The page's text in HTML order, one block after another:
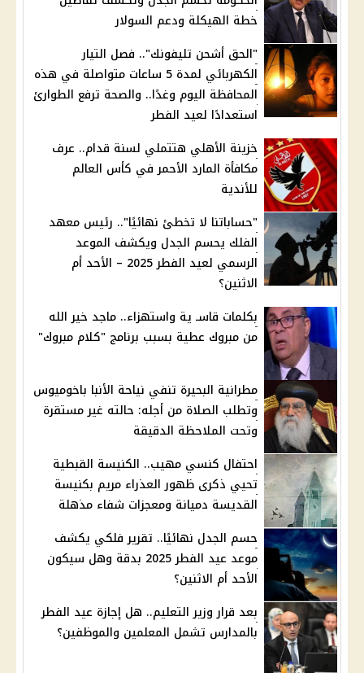
خطة الهيكلة ودعم السولار
"الحق أشحن تليفونك".. فصل التيار
الكهربائي لمدة 5 ساعات متواصلة في هذه
المحافظة اليوم وغدًا.. والصحة ترفع الطوارئ
استعدادًا لعيد الفطر
خزينة الأهلي هتتملي لسنة قدام.. عرف
مكافأة المارد الأحمر في كأس العالم
للأندية
"حساباتنا لا تخطئ نهائيًا".. رئيس معهد
الفلك يحسم الجدل ويكشف الموعد
الرسمي لعيد الفطر 2025 – الأحد أم
الاثنين؟
بكلمات قاسـ ية واستهزاء.. ماجد خير الله
من مبروك عطية بسبب برنامج "كلام مبروك"
مطرانية البحيرة تنفي نياحة الأنبا باخوميوس
وتطلب الصلاة من أجله: حالته غير مستقرة
وتحت الملاحظة الدقيقة
احتفال كنسي مهيب.. الكنيسة القبطية
تحيي ذكرى ظهور العذراء مريم بكنيسة
القديسة دميانة ومعجزات شفاء مذهلة
حسم الجدل نهائيًا.. تقرير فلكي يكشف
موعد عيد الفطر 2025 بدقة وهل سيكون
الأحد أم الاثنين؟
بعد قرار وزير التعليم.. هل إجازة عيد الفطر
بالمدارس تشمل المعلمين والموظفين؟